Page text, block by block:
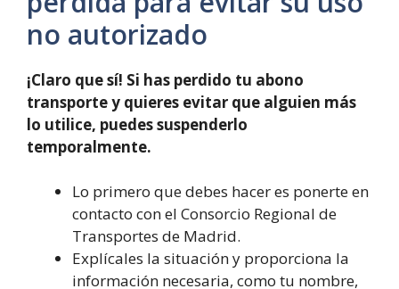
no autorizado
¡Claro que sí! Si has perdido tu abono
transporte y quieres evitar que alguien más
lo utilice, puedes suspenderlo
temporalmente.
Lo primero que debes hacer es ponerte en
contacto con el Consorcio Regional de
Transportes de Madrid.
Explícales la situación y proporciona la
información necesaria, como tu nombre,